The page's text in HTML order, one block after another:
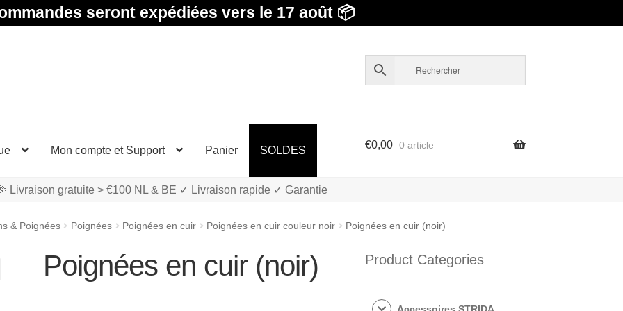
seront expédiées vers le 17 août 📦
Mon compte et Support Panier SOLDES €0,00 0 article
Livraison gratuite > €100 NL & BE ✓ Livraison rapide ✓ Garantie
& Poignées Poignées Poignées en cuir Poignées en cuir couleur noir Poignées en cuir (noir)
Poignées en cuir (noir) Product Categories